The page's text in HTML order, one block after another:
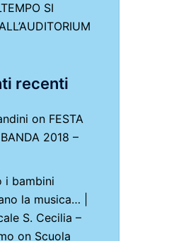
SI
recenti
on FESTA
2018 –
i bambini
la musica… |
S. Cecilia –
on Scuola